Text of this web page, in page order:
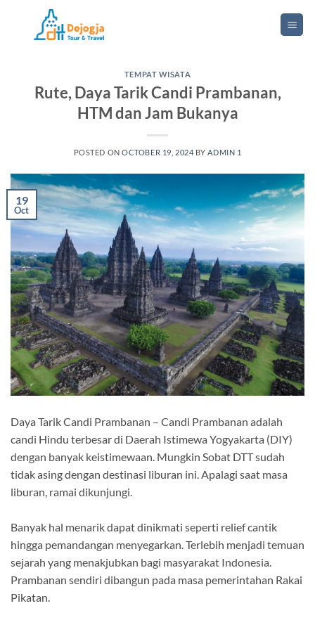
content
TEMPAT WISATA
Rute, Daya Tarik Candi Prambanan,
HTM dan Jam Bukanya
POSTED ONOCTOBER 19, 2024 BY ADMIN 1
19
Oct
Daya Tarik Candi Prambanan – Candi Prambanan adalah
candi Hindu terbesar di Daerah Istimewa Yogyakarta (DIY)
dengan banyak keistimewaan. Mungkin Sobat DTT sudah
tidak asing dengan destinasi liburan ini. Apalagi saat masa
liburan, ramai dikunjungi.
Banyak hal menarik dapat dinikmati seperti relief cantik
hingga pemandangan menyegarkan. Terlebih menjadi temuan
sejarah yang menakjubkan bagi masyarakat Indonesia.
Prambanan sendiri dibangun pada masa pemerintahan Rakai
Pikatan.